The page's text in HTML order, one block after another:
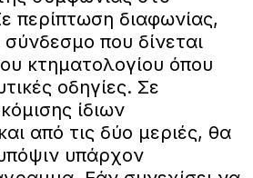
περίπτωση διαφωνίας,
που δίνεται
κτηματολογίου όπου
οδηγίες. Σε
ίδιων
από τις δύο μεριές, θα
υπάρχον